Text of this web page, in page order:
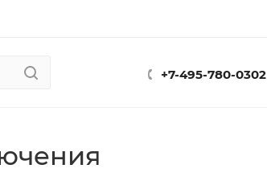
+7-495-780-0302